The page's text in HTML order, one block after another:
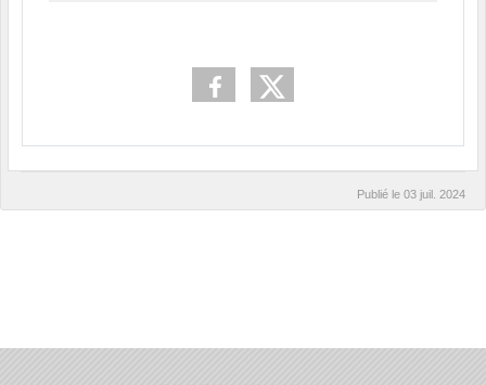
Publié le 03 juil. 2024